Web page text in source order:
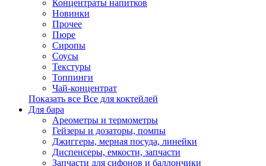
Концентраты напитков
Новинки
Прочее
Пюре
Сиропы
Соусы
Текстуры
Топпинги
Чай-концентрат
Показать все Все для коктейлей
Для бара
Ареометры и термометры
Гейзеры и дозаторы, помпы
Джиггеры, мерная посуда, линейки
Диспенсеры, емкости, запчасти
Запчасти для сифонов и баллончики